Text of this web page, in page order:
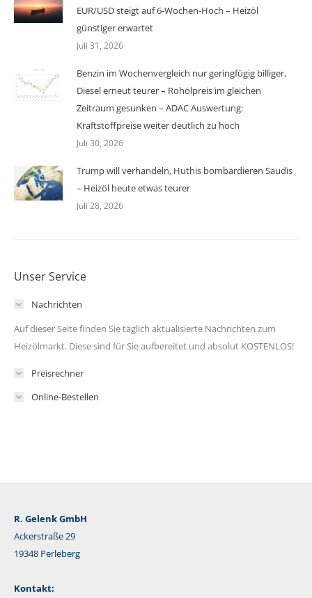
EUR/USD steigt auf 6-Wochen-Hoch – Heizöl
günstiger erwartet
Juli 31, 2026
Benzin im Wochenvergleich nur geringfügig billiger,
Diesel erneut teurer – Rohölpreis im gleichen
Zeitraum gesunken – ADAC Auswertung:
Kraftstoffpreise weiter deutlich zu hoch
Juli 30, 2026
Trump will verhandeln, Huthis bombardieren Saudis
– Heizöl heute etwas teurer
Juli 28, 2026
Unser Service
Nachrichten
Auf dieser Seite finden Sie täglich aktualisierte Nachrichten zum
Heizölmarkt. Diese sind für Sie aufbereitet und absolut KOSTENLOS!
Preisrechner
Online-Bestellen
R. Gelenk GmbH
Ackerstraße 29
19348 Perleberg
Kontakt: